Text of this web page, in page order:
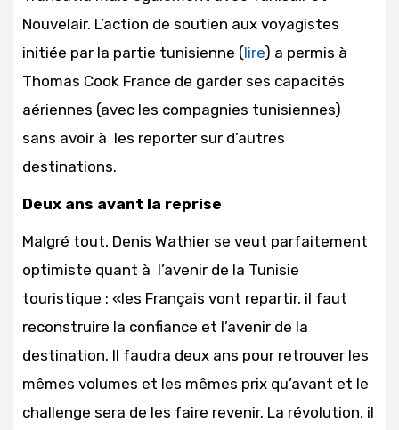
Nouvelair. L’action de soutien aux voyagistes
initiée par la partie tunisienne (lire) a permis à
Thomas Cook France de garder ses capacités
aériennes (avec les compagnies tunisiennes)
sans avoir à les reporter sur d’autres
destinations.
Deux ans avant la reprise
Malgré tout, Denis Wathier se veut parfaitement
optimiste quant à l’avenir de la Tunisie
touristique : «les Français vont repartir, il faut
reconstruire la confiance et l’avenir de la
destination. Il faudra deux ans pour retrouver les
mêmes volumes et les mêmes prix qu’avant et le
challenge sera de les faire revenir. La révolution, il